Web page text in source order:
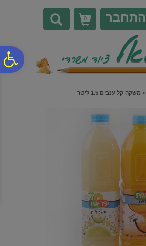
נגישות
אתר
המרכזיהתחבר 0
> משקה קל ענבים 1.5 ליטר